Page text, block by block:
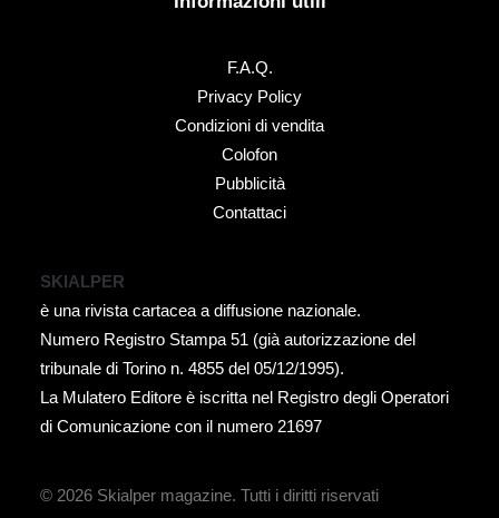
F.A.Q.
Privacy Policy
Condizioni di vendita
Colofon
Pubblicità
Contattaci
SKIALPER
è una rivista cartacea a diffusione nazionale.
Numero Registro Stampa 51 (già autorizzazione del
tribunale di Torino n. 4855 del 05/12/1995).
La Mulatero Editore è iscritta nel Registro degli Operatori
di Comunicazione con il numero 21697
© 2026 Skialper magazine. Tutti i diritti riservati